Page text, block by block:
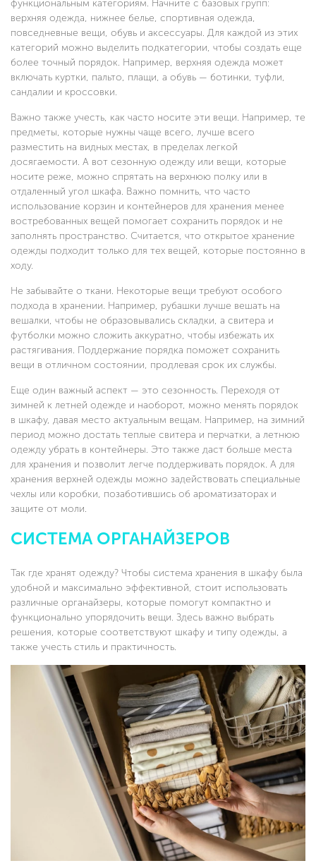
функциональным категориям. Начните с базовых групп:
верхняя одежда, нижнее белье, спортивная одежда,
повседневные вещи, обувь и аксессуары. Для каждой из этих
категорий можно выделить подкатегории, чтобы создать еще
более точный порядок. Например, верхняя одежда может
включать куртки, пальто, плащи, а обувь — ботинки, туфли,
сандалии и кроссовки.
Важно также учесть, как часто носите эти вещи. Например, те
предметы, которые нужны чаще всего, лучше всего
разместить на видных местах, в пределах легкой
досягаемости. А вот сезонную одежду или вещи, которые
носите реже, можно спрятать на верхнюю полку или в
отдаленный угол шкафа. Важно помнить, что часто
использование корзин и контейнеров для хранения менее
востребованных вещей помогает сохранить порядок и не
заполнять пространство. Считается, что открытое хранение
одежды подходит только для тех вещей, которые постоянно в
ходу.
Не забывайте о ткани. Некоторые вещи требуют особого
подхода в хранении. Например, рубашки лучше вешать на
вешалки, чтобы не образовывались складки, а свитера и
футболки можно сложить аккуратно, чтобы избежать их
растягивания. Поддержание порядка поможет сохранить
вещи в отличном состоянии, продлевая срок их службы.
Еще один важный аспект — это сезонность. Переходя от
зимней к летней одежде и наоборот, можно менять порядок
в шкафу, давая место актуальным вещам. Например, на зимний
период можно достать теплые свитера и перчатки, а летнюю
одежду убрать в контейнеры. Это также даст больше места
для хранения и позволит легче поддерживать порядок. А для
хранения верхней одежды можно задействовать специальные
чехлы или коробки, позаботившись об ароматизаторах и
защите от моли.
СИСТЕМА ОРГАНАЙЗЕРОВ
Так где хранят одежду? Чтобы система хранения в шкафу была
удобной и максимально эффективной, стоит использовать
различные органайзеры, которые помогут компактно и
функционально упорядочить вещи. Здесь важно выбрать
решения, которые соответствуют шкафу и типу одежды, а
также учесть стиль и практичность.